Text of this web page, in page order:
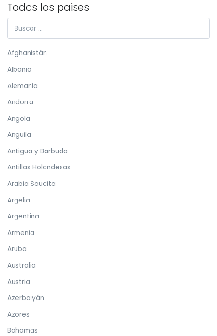
Todos los paises
Afghanistán
Albania
Alemania
Andorra
Angola
Anguila
Antigua y Barbuda
Antillas Holandesas
Arabia Saudita
Argelia
Argentina
Armenia
Aruba
Australia
Austria
Azerbaiyán
Azores
Bahamas